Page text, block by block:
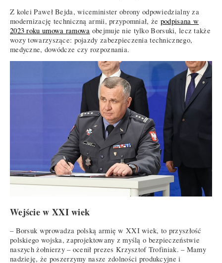
Z kolei Paweł Bejda, wiceminister obrony odpowiedzialny za
modernizację techniczną armii, przypomniał, że podpisana w
2023 roku umowa ramowa obejmuje nie tylko Borsuki, lecz także
wozy towarzyszące: pojazdy zabezpieczenia technicznego,
medyczne, dowódcze czy rozpoznania.
Wejście w XXI wiek
– Borsuk wprowadza polską armię w XXI wiek, to przyszłość
polskiego wojska, zaprojektowany z myślą o bezpieczeństwie
naszych żołnierzy – ocenił prezes Krzysztof Trofiniak. – Mamy
nadzieję, że poszerzymy nasze zdolności produkcyjne i